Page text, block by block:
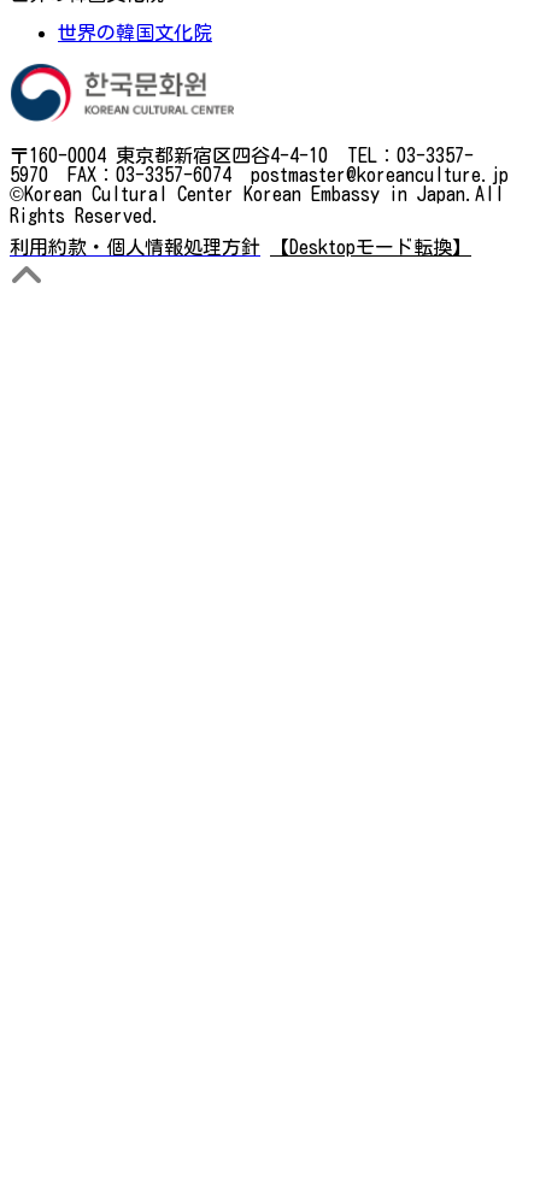
世界の韓国文化院
〒160-0004 東京都新宿区四谷4-4-10 TEL：03-3357-
5970 FAX：03-3357-6074 postmaster@koreanculture.jp
©Korean Cultural Center Korean Embassy in Japan.All
Rights Reserved.
利用約款・個人情報処理方針
【Desktopモード転換】